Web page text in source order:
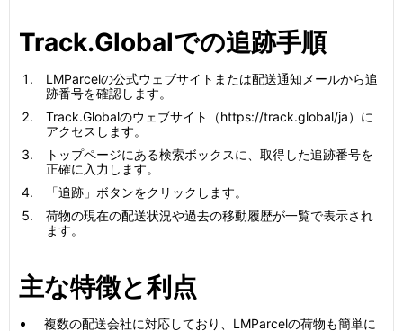
Track.Globalでの追跡手順
LMParcelの公式ウェブサイトまたは配送通知メールから追
跡番号を確認します。
Track.Globalのウェブサイト（https://track.global/ja）に
アクセスします。
トップページにある検索ボックスに、取得した追跡番号を
正確に入力します。
「追跡」ボタンをクリックします。
荷物の現在の配送状況や過去の移動履歴が一覧で表示され
ます。
主な特徴と利点
複数の配送会社に対応しており、LMParcelの荷物も簡単に